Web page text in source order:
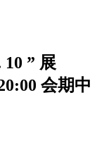
” 展
会期中